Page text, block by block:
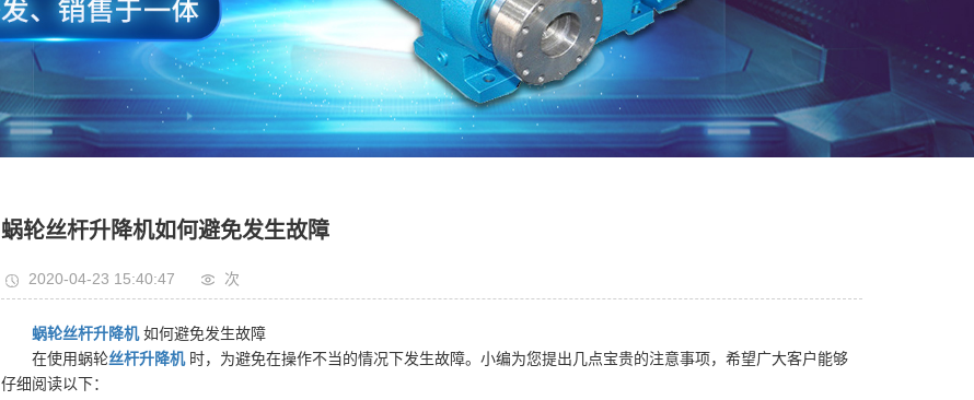
蜗轮丝杆升降机如何避免发生故障
2020-04-23 15:40:47 次
蜗轮丝杆升降机如何避免发生故障
在使用蜗轮丝杆升降机时，为避免在操作不当的情况下发生故障。小编为您提出几点宝贵的注意事项，希望广大客户能够
仔细阅读以下：